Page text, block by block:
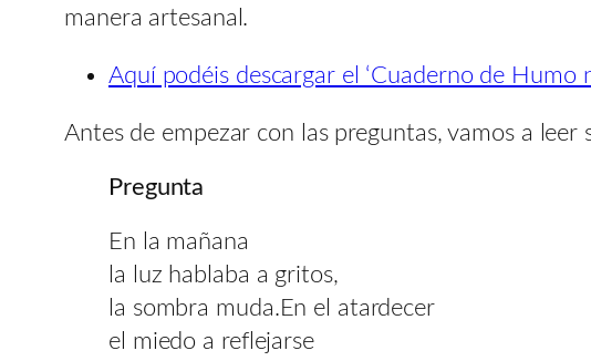
manera artesanal.
Aquí podéis descargar el ‘Cuaderno de Humo
Antes de empezar con las preguntas, vamos a leer
Pregunta
En la mañana
la luz hablaba a gritos,
la sombra muda.En el atardecer
el miedo a reflejarse